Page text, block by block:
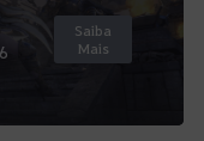
Saiba
Mais